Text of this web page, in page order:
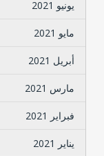
يونيو 2021
مايو 2021
أبريل 2021
مارس 2021
فبراير 2021
يناير 2021